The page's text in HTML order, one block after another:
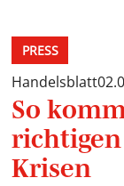
PRESS
Handelsblatt
So
Krisen